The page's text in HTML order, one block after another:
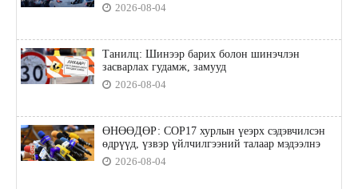
2026-08-04
Танилц: Шинээр барих болон шинэчлэн
засварлах гудамж, замууд
2026-08-04
ӨНӨӨДӨР: COP17 хурлын үеэрх сэдэвчилсэн
өдрүүд, үзвэр үйлчилгээний талаар мэдээлнэ
2026-08-04